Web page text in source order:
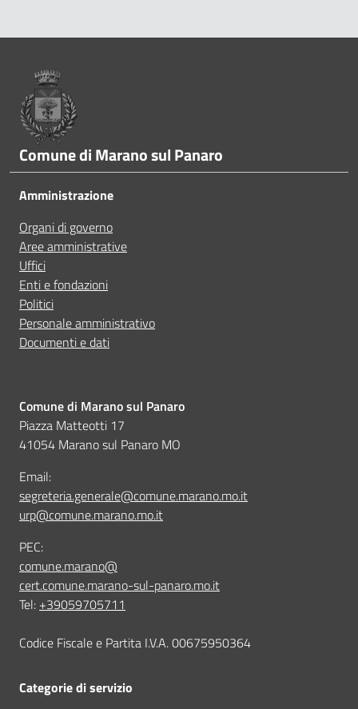
A volte non capivo se stavo procedendo
Ho avuto problemi tecnici
Altro
Pié di pagina
Comune di Marano sul Panaro
Amministrazione
Organi di governo
Aree amministrative
Uffici
Enti e fondazioni
Politici
Personale amministrativo
Documenti e dati
Comune di Marano sul Panaro
Piazza Matteotti 17
41054 Marano sul Panaro MO
Email:
segreteria.generale@comune.marano.mo.it
urp@comune.marano.mo.it
PEC:
comune.marano@
cert.comune.marano-sul-panaro.mo.it
Tel: +39059705711
Codice Fiscale e Partita I.V.A. 00675950364
Categorie di servizio